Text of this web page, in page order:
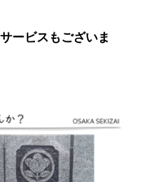
ービスもございま